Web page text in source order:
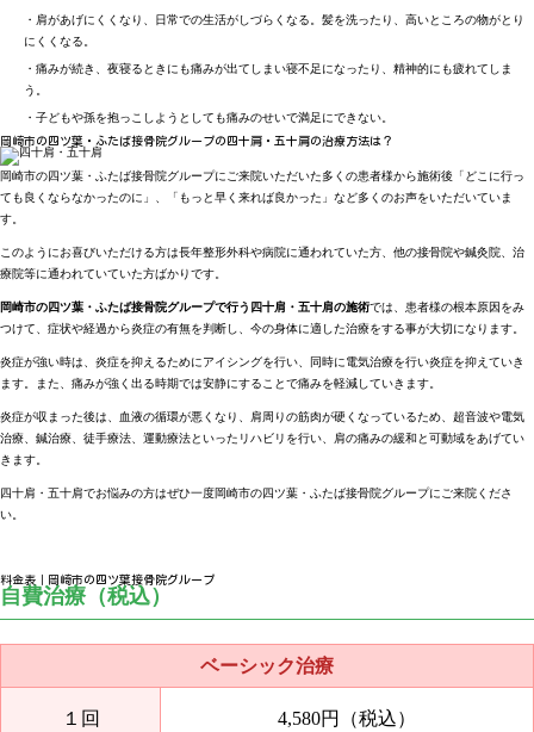
・肩があげにくくなり、日常での生活がしづらくなる。髪を洗ったり、高いところの物がとり
にくくなる。
・痛みが続き、夜寝るときにも痛みが出てしまい寝不足になったり、精神的にも疲れてしま
う。
・子どもや孫を抱っこしようとしても痛みのせいで満足にできない。
岡崎市の四ツ葉・ふたば接骨院グループの四十肩・五十肩の治療方法は？
岡崎市の四ツ葉・ふたば接骨院グループにご来院いただいた多くの患者様から施術後「どこに行っ
ても良くならなかったのに」、「もっと早く来れば良かった」など多くのお声をいただいていま
す。
このようにお喜びいただける方は長年整形外科や病院に通われていた方、他の接骨院や鍼灸院、治
療院等に通われていていた方ばかりです。
岡崎市の四ツ葉・ふたば接骨院グループで行う四十肩・五十肩の施術では、患者様の根本原因をみ
つけて、症状や経過から炎症の有無を判断し、今の身体に適した治療をする事が大切になります。
炎症が強い時は、炎症を抑えるためにアイシングを行い、同時に電気治療を行い炎症を抑えていき
ます。また、痛みが強く出る時期では安静にすることで痛みを軽減していきます。
炎症が収まった後は、血液の循環が悪くなり、肩周りの筋肉が硬くなっているため、超音波や電気
治療、鍼治療、徒手療法、運動療法といったリハビリを行い、肩の痛みの緩和と可動域をあげてい
きます。
四十肩・五十肩でお悩みの方はぜひ一度岡崎市の四ツ葉・ふたば接骨院グループにご来院くださ
い。
料金表｜岡崎市の四ツ葉接骨院グループ
自費治療（税込）
ベーシック治療
１回 4,580円（税込）